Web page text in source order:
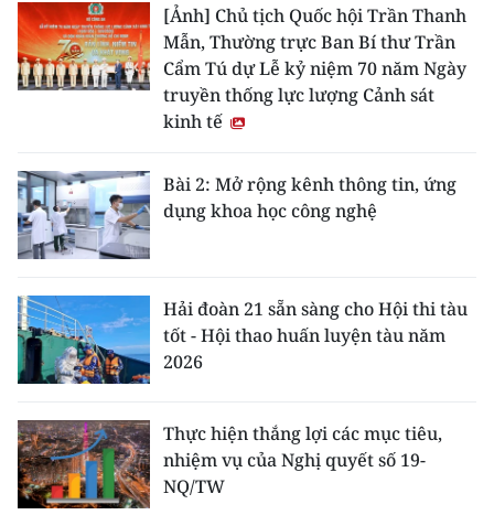
[Ảnh] Chủ tịch Quốc hội Trần Thanh
Mẫn, Thường trực Ban Bí thư Trần
Cẩm Tú dự Lễ kỷ niệm 70 năm Ngày
truyền thống lực lượng Cảnh sát
kinh tế
Bài 2: Mở rộng kênh thông tin, ứng
dụng khoa học công nghệ
Hải đoàn 21 sẵn sàng cho Hội thi tàu
tốt - Hội thao huấn luyện tàu năm
2026
Thực hiện thắng lợi các mục tiêu,
nhiệm vụ của Nghị quyết số 19-
NQ/TW